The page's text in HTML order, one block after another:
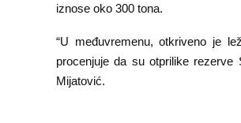
iznose oko 300 tona.
“U međuvremenu, otkriveno je
procenjuje da su otprilike
Mijatović.